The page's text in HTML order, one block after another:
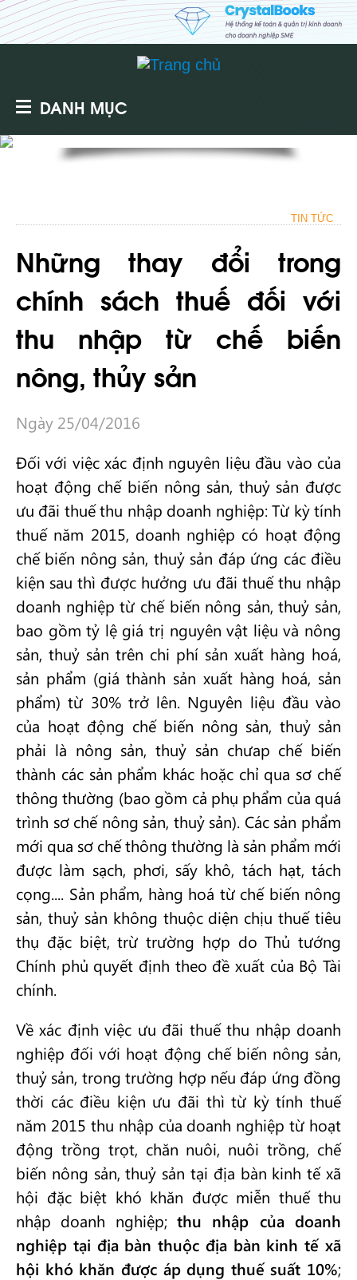
DANH MỤC
TIN TỨC
Những thay đổi trong
chính sách thuế đối với
thu nhập từ chế biến
nông, thủy sản
Ngày 25/04/2016
Đối với việc xác định nguyên liệu đầu vào của
hoạt động chế biến nông sản, thuỷ sản được
ưu đãi thuế thu nhập doanh nghiệp: Từ kỳ tính
thuế năm 2015, doanh nghiệp có hoạt động
chế biến nông sản, thuỷ sản đáp ứng các điều
kiện sau thì được hưởng ưu đãi thuế thu nhập
doanh nghiệp từ chế biến nông sản, thuỷ sản,
bao gồm tỷ lệ giá trị nguyên vật liệu và nông
sản, thuỷ sản trên chi phí sản xuất hàng hoá,
sản phẩm (giá thành sản xuất hàng hoá, sản
phẩm) từ 30% trở lên. Nguyên liệu đầu vào
của hoạt động chế biến nông sản, thuỷ sản
phải là nông sản, thuỷ sản chưap chế biến
thành các sản phẩm khác hoặc chỉ qua sơ chế
thông thường (bao gồm cả phụ phẩm của quá
trình sơ chế nông sản, thuỷ sản). Các sản phẩm
mới qua sơ chế thông thường là sản phẩm mới
được làm sạch, phơi, sấy khô, tách hạt, tách
cọng.... Sản phẩm, hàng hoá từ chế biến nông
sản, thuỷ sản không thuộc diện chịu thuế tiêu
thụ đặc biệt, trừ trường hợp do Thủ tướng
Chính phủ quyết định theo đề xuất của Bộ Tài
chính.
Về xác định việc ưu đãi thuế thu nhập doanh
nghiệp đối với hoạt động chế biến nông sản,
thuỷ sản, trong trường hợp nếu đáp ứng đồng
thời các điều kiện ưu đãi thì từ kỳ tính thuế
năm 2015 thu nhập của doanh nghiệp từ hoạt
động trồng trọt, chăn nuôi, nuôi trồng, chế
biến nông sản, thuỷ sản tại địa bàn kinh tế xã
hội đặc biệt khó khăn được miễn thuế thu
nhập doanh nghiệp; thu nhập của doanh
nghiệp tại địa bàn thuộc địa bàn kinh tế xã
hội khó khăn được áp dụng thuế suất 10%;